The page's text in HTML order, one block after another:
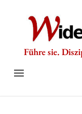
Führe sie.